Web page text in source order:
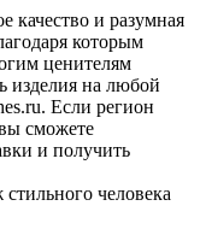
качество и разумная
которым
ценителям
изделия на любой
Если регион
сможете
и получить
человека